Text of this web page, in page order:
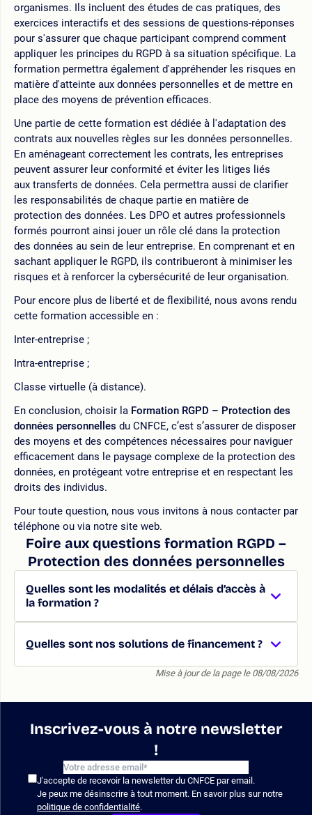
organismes. Ils incluent des études de cas pratiques, des
exercices interactifs et des sessions de questions-réponses
pour s'assurer que chaque participant comprend comment
appliquer les principes du RGPD à sa situation spécifique. La
formation permettra également d'appréhender les risques en
matière d'atteinte aux données personnelles et de mettre en
place des moyens de prévention efficaces.
Une partie de cette formation est dédiée à l'adaptation des
contrats aux nouvelles règles sur les données personnelles.
En aménageant correctement les contrats, les entreprises
peuvent assurer leur conformité et éviter les litiges liés
aux transferts de données. Cela permettra aussi de clarifier
les responsabilités de chaque partie en matière de
protection des données. Les DPO et autres professionnels
formés pourront ainsi jouer un rôle clé dans la protection
des données au sein de leur entreprise. En comprenant et en
sachant appliquer le RGPD, ils contribueront à minimiser les
risques et à renforcer la cybersécurité de leur organisation.
Pour encore plus de liberté et de flexibilité, nous avons rendu
cette formation accessible en :
Inter-entreprise ;
Intra-entreprise ;
Classe virtuelle (à distance).
En conclusion, choisir la Formation RGPD – Protection des
données personnelles du CNFCE, c’est s’assurer de disposer
des moyens et des compétences nécessaires pour naviguer
efficacement dans le paysage complexe de la protection des
données, en protégeant votre entreprise et en respectant les
droits des individus.
Pour toute question, nous vous invitons à nous contacter par
téléphone ou via notre site web.
Foire aux questions formation RGPD –
Protection des données personnelles
Quelles sont les modalités et délais d’accès à
la formation ?
Quelles sont nos solutions de financement ?
Mise à jour de la page le 08/08/2026
Inscrivez-vous à notre newsletter
!
J'accepte de recevoir la newsletter du CNFCE par email.
Je peux me désinscrire à tout moment. En savoir plus sur notre
politique de confidentialité.